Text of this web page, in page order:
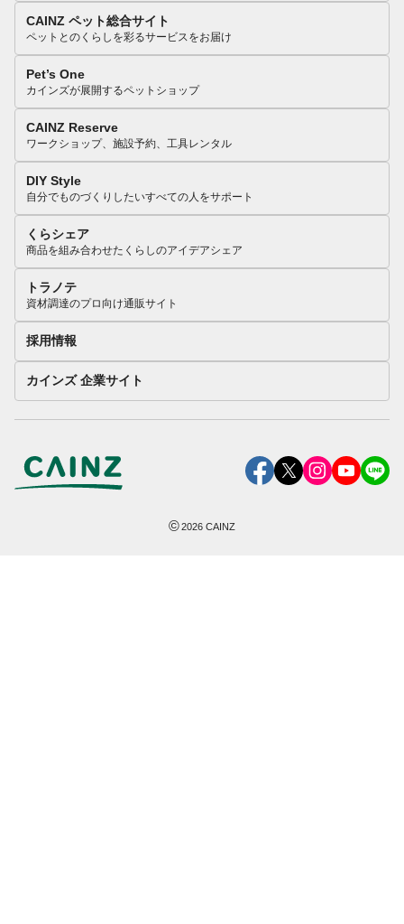
CAINZ ペット総合サイト
ペットとのくらしを彩るサービスをお届け
Pet’s One
カインズが展開するペットショップ
CAINZ Reserve
ワークショップ、施設予約、工具レンタル
DIY Style
自分でものづくりしたいすべての人をサポート
くらシェア
商品を組み合わせたくらしのアイデアシェア
トラノテ
資材調達のプロ向け通販サイト
採用情報
カインズ 企業サイト
©2026 CAINZ